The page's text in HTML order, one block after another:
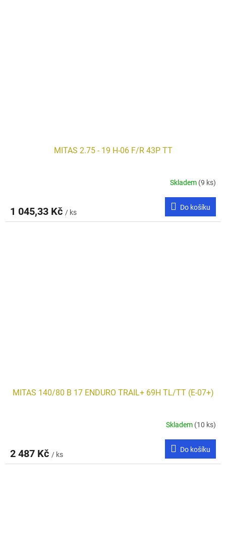
MITAS 2.75 - 19 H-06 F/R 43P TT
Skladem (9 ks)
1 045,33 Kč / ks
Do košíku
MITAS 140/80 B 17 ENDURO TRAIL+ 69H TL/TT (E-07+)
Skladem (10 ks)
2 487 Kč / ks
Do košíku